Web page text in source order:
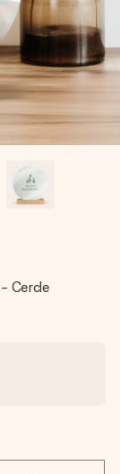
étapes – avec
touche le cœur.
le moment idéal.
Cercle